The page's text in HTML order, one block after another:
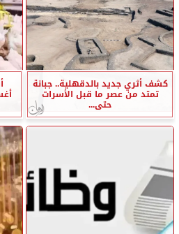
كشف أثري جديد بالدقهلية.. جبانة
تمتد من عصر ما قبل الأسرات
حتى...